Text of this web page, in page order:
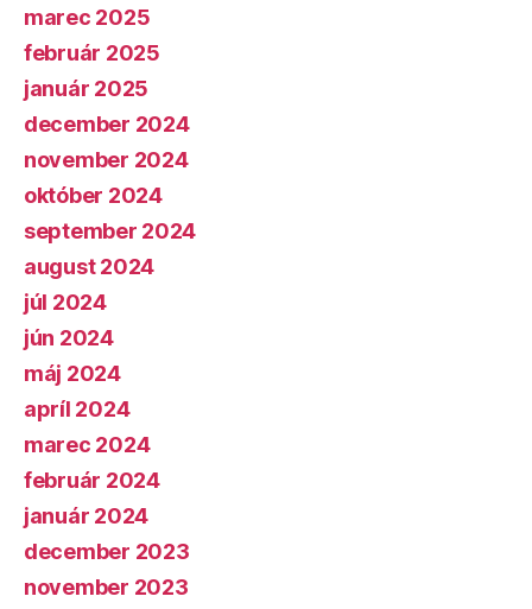
marec 2025
február 2025
január 2025
december 2024
november 2024
október 2024
september 2024
august 2024
júl 2024
jún 2024
máj 2024
apríl 2024
marec 2024
február 2024
január 2024
december 2023
november 2023